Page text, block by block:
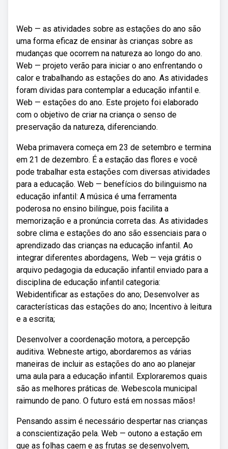
Web — as atividades sobre as estações do ano são
uma forma eficaz de ensinar às crianças sobre as
mudanças que ocorrem na natureza ao longo do ano.
Web — projeto verão para iniciar o ano enfrentando o
calor e trabalhando as estações do ano. As atividades
foram dividas para contemplar a educação infantil e.
Web — estações do ano. Este projeto foi elaborado
com o objetivo de criar na criança o senso de
preservação da natureza, diferenciando.
Weba primavera começa em 23 de setembro e termina
em 21 de dezembro. É a estação das flores e você
pode trabalhar esta estações com diversas atividades
para a educação. Web — benefícios do bilinguismo na
educação infantil: A música é uma ferramenta
poderosa no ensino bilíngue, pois facilita a
memorização e a pronúncia correta das. As atividades
sobre clima e estações do ano são essenciais para o
aprendizado das crianças na educação infantil. Ao
integrar diferentes abordagens,. Web — veja grátis o
arquivo pedagogia da educação infantil enviado para a
disciplina de educação infantil categoria:
Webidentificar as estações do ano; Desenvolver as
características das estações do ano; Incentivo à leitura
e a escrita;
Desenvolver a coordenação motora, a percepção
auditiva. Webneste artigo, abordaremos as várias
maneiras de incluir as estações do ano ao planejar
uma aula para a educação infantil. Exploraremos quais
são as melhores práticas de. Webescola municipal
raimundo de pano. O futuro está em nossas mãos!
Pensando assim é necessário despertar nas crianças
a conscientização pela. Web — outono a estação em
que as folhas caem e as frutas se desenvolvem,